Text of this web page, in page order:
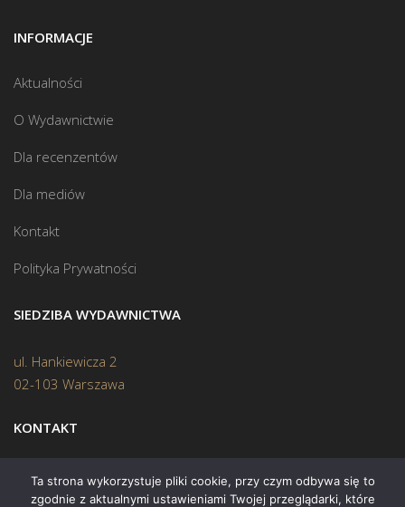
INFORMACJE
Aktualności
O Wydawnictwie
Dla recenzentów
Dla mediów
Kontakt
Polityka Prywatności
SIEDZIBA WYDAWNICTWA
ul. Hankiewicza 2
02-103 Warszawa
KONTAKT
Biuro:(22) 45 70 402
Ta strona wykorzystuje pliki cookie, przy czym odbywa się to
zgodnie z aktualnymi ustawieniami Twojej przeglądarki, które